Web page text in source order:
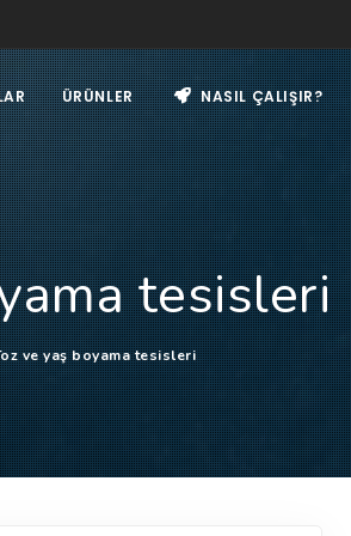
ÜRÜNLER NASIL ÇALIŞIR?
tesisleri
ve yaş boyama tesisleri